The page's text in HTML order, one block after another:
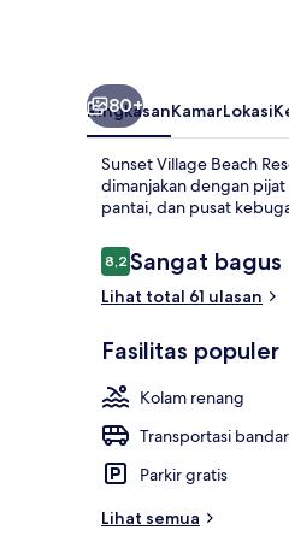
80+
RingkasanKamarLokasi
Sunset Village Beach
dimanjakan dengan
pantai, dan pusat
Ulasan
8,28,2 dari 10
Sangat bagus
Lihat total 61 ulasan
Fasilitas populer
Kolam renang
Transportasi
Parkir gratis
Lihat semua